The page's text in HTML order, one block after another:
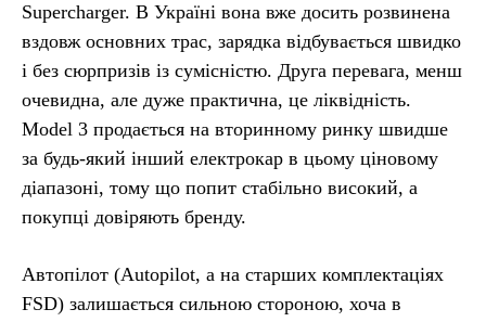
Supercharger. В Україні вона вже досить розвинена
вздовж основних трас, зарядка відбувається швидко
і без сюрпризів із сумісністю. Друга перевага, менш
очевидна, але дуже практична, це ліквідність.
Model 3 продається на вторинному ринку швидше
за будь-який інший електрокар в цьому ціновому
діапазоні, тому що попит стабільно високий, а
покупці довіряють бренду.
Автопілот (Autopilot, а на старших комплектаціях
FSD) залишається сильною стороною, хоча в